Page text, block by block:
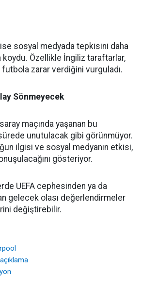
sosyal medyada tepkisini daha
Özellikle İngiliz taraftarlar,
zarar verdiğini vurguladı.
Sönmeyecek
maçında yaşanan bu
sürede unutulacak gibi görünmüyor.
ilgisi ve sosyal medyanın etkisi,
gösteriyor.
UEFA cephesinden ya da
gelecek olası değerlendirmeler
değiştirebilir.